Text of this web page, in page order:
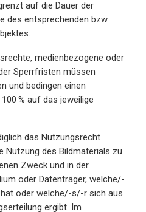
auf die Dauer der
des entsprechenden bzw.
medienbezogene oder
Sperrfristen müssen
und bedingen einen
% auf das jeweilige
das Nutzungsrecht
Nutzung des Bildmaterials zu
Zweck und in der
oder Datenträger, welche/-
oder welche/-s/-r sich aus
ergibt. Im